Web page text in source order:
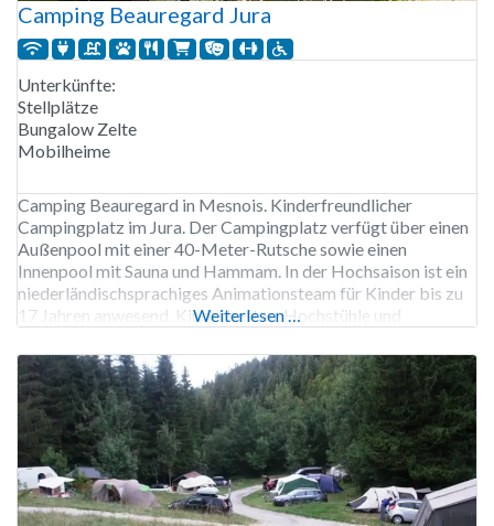
Camping Beauregard Jura
Unterkünfte:
Stellplätze
Bungalow Zelte
Mobilheime
Camping Beauregard in Mesnois. Kinderfreundlicher
Campingplatz im Jura. Der Campingplatz verfügt über einen
Außenpool mit einer 40-Meter-Rutsche sowie einen
Innenpool mit Sauna und Hammam. In der Hochsaison ist ein
niederländischsprachiges Animationsteam für Kinder bis zu
17 Jahren anwesend. Kinderbetten, Hochstühle und
Der Campingplatz Beauregard ist von Ende März bis Ende
September geöffnet.
Weiterlesen …